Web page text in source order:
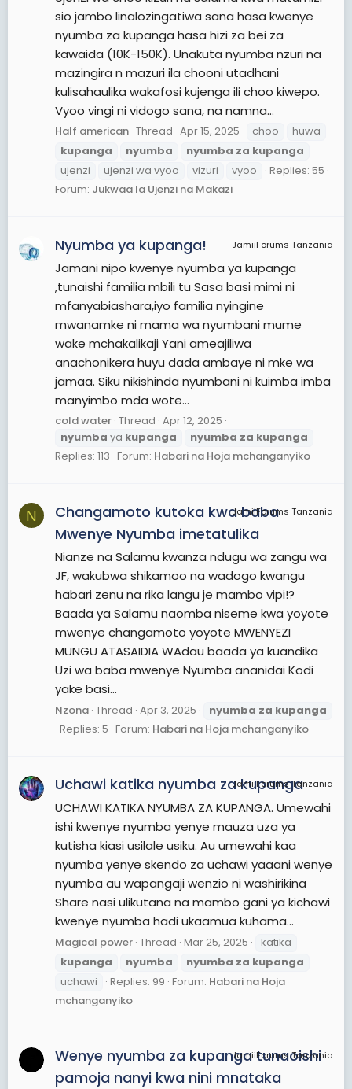
sio jambo linalozingatiwa sana hasa kwenye
nyumba za kupanga hasa hizi za bei za
kawaida (10K-150K). Unakuta nyumba nzuri na
mazingira n mazuri ila chooni utadhani
kulisahaulika wakafosi kujenga ili choo kiwepo.
Vyoo vingi ni vidogo sana, na namna...
Half american Thread Apr 15, 2025 choo
huwa
kupanga
nyumba nyumba za kupanga
ujenzi
ujenzi wa vyoo vizuri vyoo
Replies: 55
Forum: Jukwaa la Ujenzi na Makazi
JamiiForums Tanzania
Nyumba ya kupanga!
Jamani nipo kwenye nyumba ya kupanga
,tunaishi familia mbili tu Sasa basi mimi ni
mfanyabiashara,iyo familia nyingine
mwanamke ni mama wa nyumbani mume
wake mchakalikaji Yani ameajiliwa
anachonikera huyu dada ambaye ni mke wa
jamaa. Siku nikishinda nyumbani ni kuimba imba
manyimbo mda wote...
cold water Thread Apr 12, 2025
nyumba ya kupanga nyumba za kupanga
Replies: 113 Forum: Habari na Hoja mchanganyiko
N JamiiForums Tanzania
Changamoto kutoka kwa baba
Mwenye Nyumba imetatulika
Nianze na Salamu kwanza ndugu wa zangu wa
JF, wakubwa shikamoo na wadogo kwangu
habari zenu na rika langu je mambo vipi!?
Baada ya Salamu naomba niseme kwa yoyote
mwenye changamoto yoyote MWENYEZI
MUNGU ATASAIDIA WAdau baada ya kuandika
Uzi wa baba mwenye Nyumba ananidai Kodi
yake basi...
Nzona Thread Apr 3, 2025 nyumba za kupanga
Replies: 5 Forum: Habari na Hoja mchanganyiko
JamiiForums Tanzania
Uchawi katika nyumba za kupanga
UCHAWI KATIKA NYUMBA ZA KUPANGA. Umewahi
ishi kwenye nyumba yenye mauza uza ya
kutisha kiasi usilale usiku. Au umewahi kaa
nyumba yenye skendo za uchawi yaaani wenye
nyumba au wapangaji wenzio ni washirikina
Share nasi ulikutana na mambo gani ya kichawi
kwenye nyumba hadi ukaamua kuhama...
Magical power Thread Mar 25, 2025
katika
kupanga
nyumba nyumba za kupanga
uchawi
Replies: 99 Forum: Habari na Hoja
mchanganyiko
JamiiForums Tanzania
Wenye nyumba za kupanga tunaoishi
pamoja nanyi kwa nini mnataka